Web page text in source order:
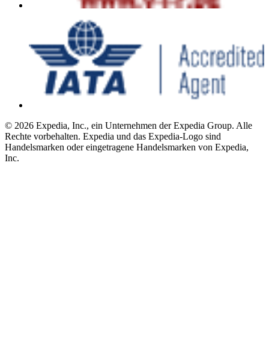
© 2026 Expedia, Inc., ein Unternehmen der Expedia Group. Alle
Rechte vorbehalten. Expedia und das Expedia-Logo sind
Handelsmarken oder eingetragene Handelsmarken von Expedia,
Inc.